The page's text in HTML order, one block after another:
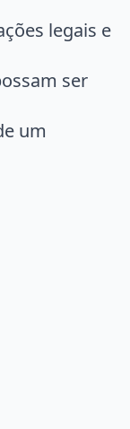
legais e
ser
um